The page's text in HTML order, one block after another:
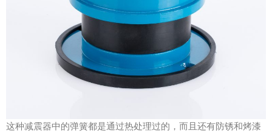
这种减震器中的弹簧都是通过热处理过的，而且还有防锈和烤漆